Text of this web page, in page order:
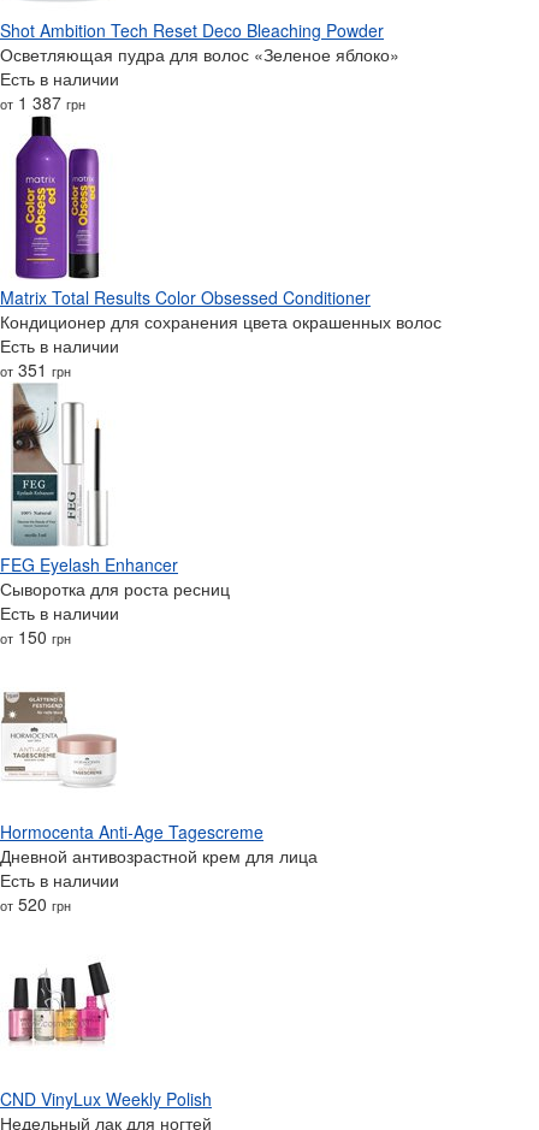
Shot Ambition Tech Reset Deco Bleaching Powder
Осветляющая пудра для волос «Зеленое яблоко»
Есть в наличии
от 1 387 грн
Matrix Total Results Color Obsessed Conditioner
Кондиционер для сохранения цвета окрашенных волос
Есть в наличии
от 351 грн
FEG Eyelash Enhancer
Сыворотка для роста ресниц
Есть в наличии
от 150 грн
Hormocenta Anti-Age Tagescreme
Дневной антивозрастной крем для лица
Есть в наличии
от 520 грн
CND VinyLux Weekly Polish
Недельный лак для ногтей